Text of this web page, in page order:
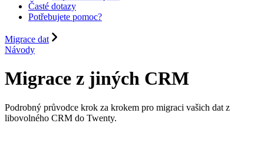
Časté dotazy
Potřebujete pomoc?
Migrace dat
Návody
Migrace z jiných CRM
Podrobný průvodce krok za krokem pro migraci vašich dat z
libovolného CRM do Twenty.